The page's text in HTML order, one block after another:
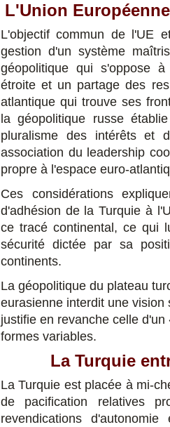
L'Union
L'objectif commun de l'UE
gestion d'un système
géopolitique qui s'oppose
étroite et un partage des
atlantique qui trouve ses
la géopolitique russe
pluralisme des intérêts et
association du leadership
propre à l'espace euro-
Ces considérations
d'adhésion de la Turquie à
ce tracé continental, ce qui
sécurité dictée par sa
continents.
La géopolitique du plateau
eurasienne interdit une
justifie en revanche celle
formes variables.
La Turquie
La Turquie est placée à mi-
de pacification relatives
revendications